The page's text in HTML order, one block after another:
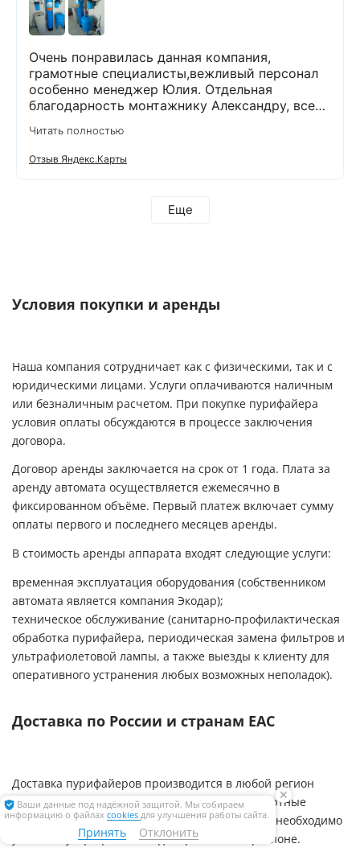
Очень понравилась данная компания,
грамотные специалисты,вежливый персонал
особенно менеджер Юлия. Отдельная
благодарность монтажнику Александру, все
выглядеть система, установили быстро, после
себя все убрал, оставив объект в читоте .
Читать полностью
Отзыв Яндекс.Карты
Еще
Условия покупки и аренды
Наша компания сотрудничает как с физическими, так и с
юридическими лицами. Услуги оплачиваются наличным
или безналичным расчетом. При покупке пурифайера
условия оплаты обсуждаются в процессе заключения
договора.
Договор аренды заключается на срок от 1 года. Плата за
аренду автомата осуществляется ежемесячно в
фиксированном объёме. Первый платеж включает сумму
оплаты первого и последнего месяцев аренды.
В стоимость аренды аппарата входят следующие услуги:
временная эксплуатация оборудования (собственником
автомата является компания Экодар);
техническое обслуживание (санитарно-профилактическая
обработка пурифайера, периодическая замена фильтров и
ультрафиолетовой лампы, а также выезды к клиенту для
оперативного устранения любых возможных неполадок).
Доставка по России и странам ЕАС
Доставка пурифайеров производится в любой регион
России, Беларуси и Казахстана через транспортные
компании. Информацию об условиях доставки необходимо
уточнять у официального дилера в вашем регионе.
Ваши данные под надёжной защитой. Мы собираем
информацию о файлах cookies для улучшения работы сайта.
Принять Отклонить
✕